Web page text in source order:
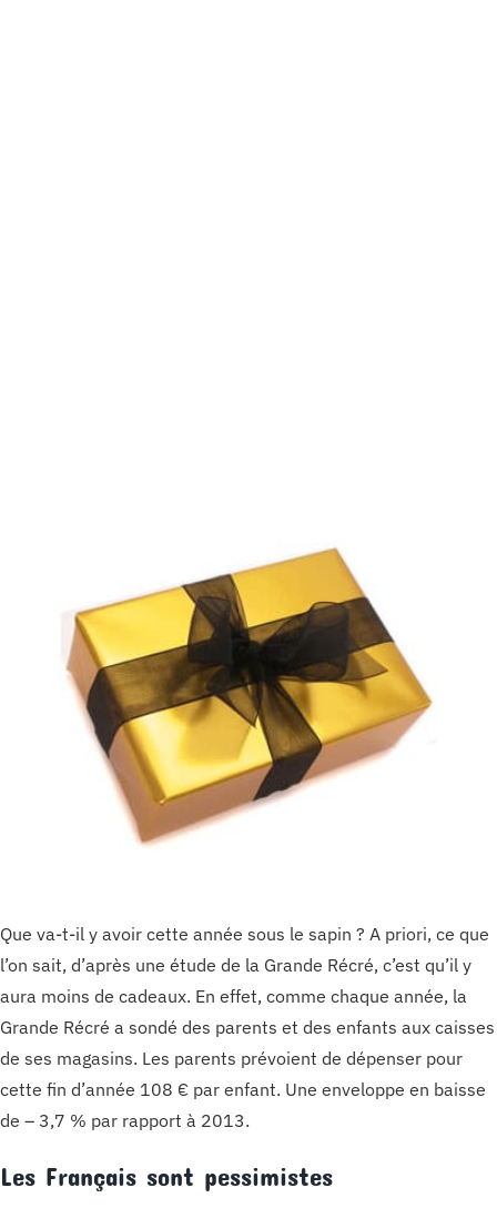
Que va-t-il y avoir cette année sous le sapin ? A priori, ce que
l’on sait, d’après une étude de la Grande Récré, c’est qu’il y
aura moins de cadeaux. En effet, comme chaque année, la
Grande Récré a sondé des parents et des enfants aux caisses
de ses magasins. Les parents prévoient de dépenser pour
cette fin d’année 108 € par enfant. Une enveloppe en baisse
de – 3,7 % par rapport à 2013.
Les Français sont pessimistes